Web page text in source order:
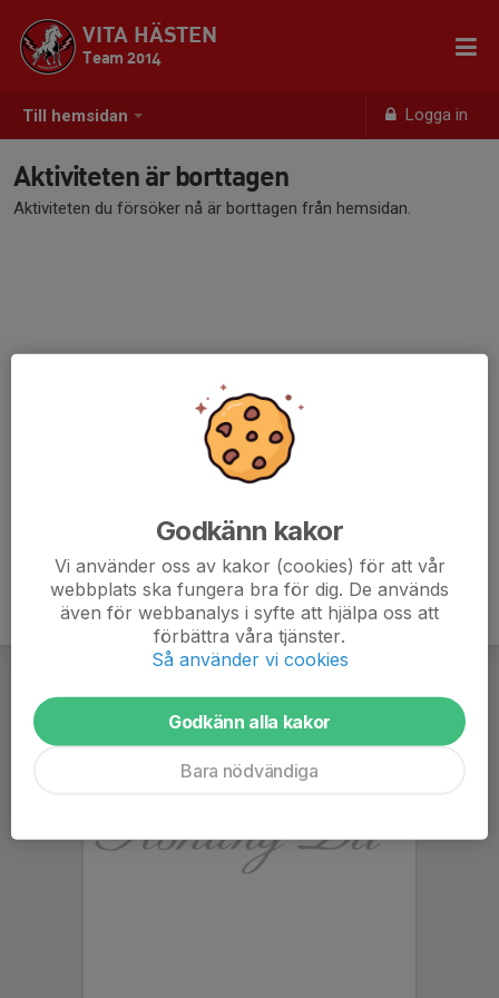
Till hemsidan Logga in
VITA HÄSTEN
Team 2014
Aktiviteten är borttagen
Aktiviteten du försöker nå är borttagen från hemsidan.
Godkänn kakor
Vi använder oss av kakor (cookies) för att vår
webbplats ska fungera bra för dig. De används
även för webbanalys i syfte att hjälpa oss att
förbättra våra tjänster.
Så använder vi cookies
Godkänn alla kakor
Bara nödvändiga